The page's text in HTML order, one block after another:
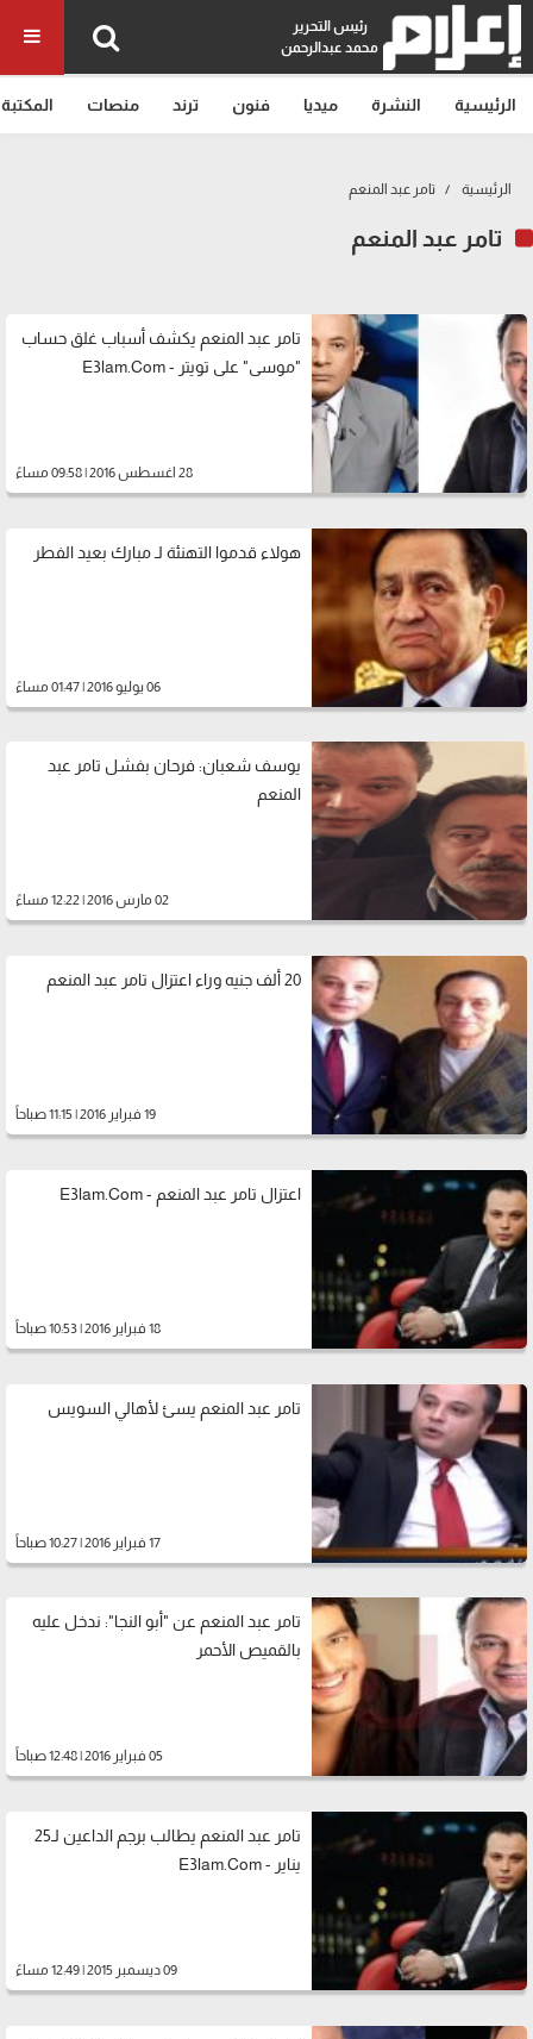
رئيس التحرير
محمد عبدالرحمن
الرئيسية النشرة ميديا فنون ترند منصات المكتبة
الرئيسية تامر عبد المنعم
تامر عبد المنعم
تامر عبد المنعم يكشف أسباب غلق حساب
"موسى" على تويتر - E3lam.Com
28 اغسطس 2016 | 09:58 مساءً
هولاء قدموا التهنئة لـ مبارك بعيد الفطر
06 يوليو 2016 | 01:47 مساءً
يوسف شعبان: فرحان بفشل تامر عبد
المنعم
02 مارس 2016 | 12:22 مساءً
20 ألف جنيه وراء اعتزال تامر عبد المنعم
19 فبراير 2016 | 11:15 صباحاً
اعتزال تامر عبد المنعم - E3lam.Com
18 فبراير 2016 | 10:53 صباحاً
تامر عبد المنعم يسئ لأهالي السويس
17 فبراير 2016 | 10:27 صباحاً
تامر عبد المنعم عن "أبو النجا": ندخل عليه
بالقميص الأحمر
05 فبراير 2016 | 12:48 صباحاً
تامر عبد المنعم يطالب برجم الداعين لـ25
يناير - E3lam.Com
09 ديسمبر 2015 | 12:49 مساءً